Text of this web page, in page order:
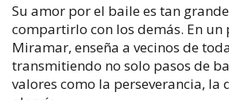
Su amor por el baile es tan
compartirlo con los demás. En un
Miramar, enseña a vecinos de
transmitiendo no solo pasos de
valores como la perseverancia, la